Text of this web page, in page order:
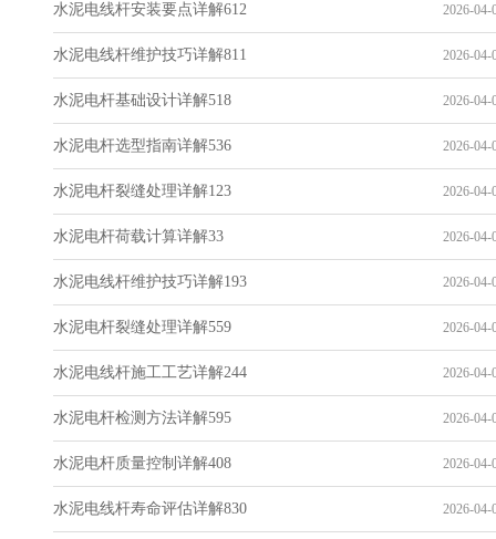
水泥电线杆安装要点详解612 2026-04-
水泥电线杆维护技巧详解811 2026-04-
水泥电杆基础设计详解518 2026-04-
水泥电杆选型指南详解536 2026-04-
水泥电杆裂缝处理详解123 2026-04-
水泥电杆荷载计算详解33 2026-04-
水泥电线杆维护技巧详解193 2026-04-
水泥电杆裂缝处理详解559 2026-04-
水泥电线杆施工工艺详解244 2026-04-
水泥电杆检测方法详解595 2026-04-
水泥电杆质量控制详解408 2026-04-
水泥电线杆寿命评估详解830 2026-04-